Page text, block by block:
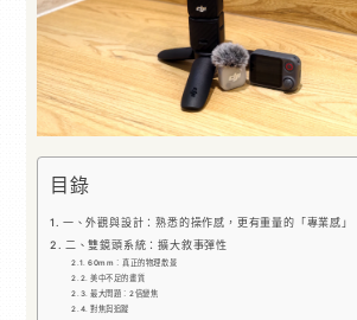
目錄
一、外觀與設計：熟悉的操作感，更有重量的「專業感」
二、雙鏡頭系統：擴大敘事彈性
60mm：真正的物理散景
美中不足的畫質
最大問題：2倍變焦
對焦與追蹤